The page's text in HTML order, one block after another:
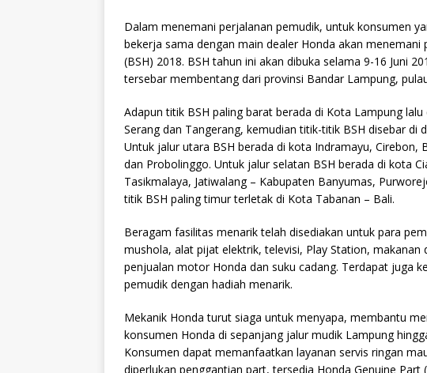
Dalam menemani perjalanan pemudik, untuk konsumen
bekerja sama dengan main dealer Honda akan
(BSH) 2018. BSH tahun ini akan dibuka selama 9-16 Juni
tersebar membentang dari provinsi Bandar Lampung,
Adapun titik BSH paling barat berada di Kota Lampung
Serang dan Tangerang, kemudian titik-titik BSH disebar di
Untuk jalur utara BSH berada di kota Indramayu,
dan Probolinggo. Untuk jalur selatan BSH berada di kota
Tasikmalaya, Jatiwalang – Kabupaten Banyumas,
titik BSH paling timur terletak di Kota Tabanan – Bali.
Beragam fasilitas menarik telah disediakan untuk para
mushola, alat pijat elektrik, televisi, Play Station,
penjualan motor Honda dan suku cadang. Terdapat juga
pemudik dengan hadiah menarik.
Mekanik Honda turut siaga untuk menyapa, membantu
konsumen Honda di sepanjang jalur mudik Lampung
Konsumen dapat memanfaatkan layanan servis ringan
diperlukan penggantian part, tersedia Honda Genuine Part